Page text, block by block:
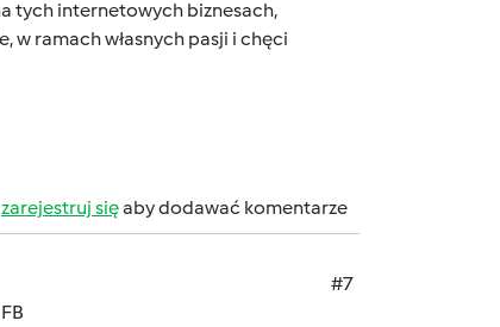
tych internetowych biznesach,
w ramach własnych pasji i chęci
zarejestruj sięaby dodawać komentarze
#7